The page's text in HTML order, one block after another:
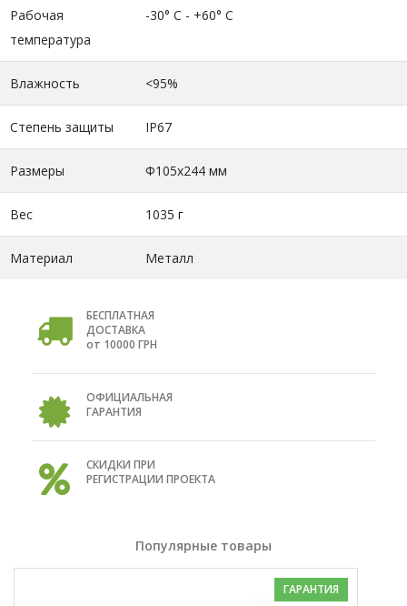
Рабочая
температура
-30° C - +60° C
Влажность <95%
Степень защиты IP67
Размеры Ф105х244 мм
Вес 1035 г
Материал Металл
БЕСПЛАТНАЯ
ДОСТАВКА
от 10000 ГРН
ОФИЦИАЛЬНАЯ
ГАРАНТИЯ
СКИДКИ ПРИ
РЕГИСТРАЦИИ ПРОЕКТА
Популярные товары
ГАРАНТИЯ